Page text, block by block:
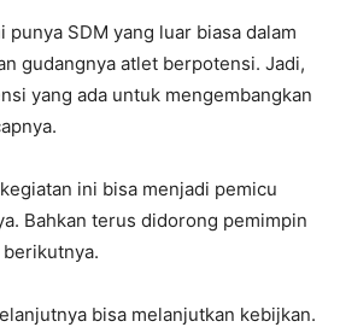
punya SDM yang luar biasa dalam
gudangnya atlet berpotensi. Jadi,
yang ada untuk mengembangkan
ini bisa menjadi pemicu
Bahkan terus didorong pemimpin
bisa melanjutkan kebijkan.